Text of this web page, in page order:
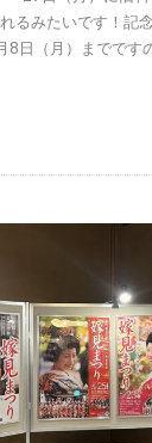
るみたいです！記
日（月）までです